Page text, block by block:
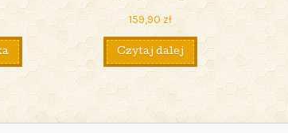
159,90zł
Czytaj dalej